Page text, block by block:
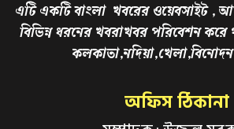
এটি একটি বাংলা খবরের ওয়েবসাইট ,
বিভিন্ন ধরনের খবরাখবর পরিবেশন
অফিস ঠিকানা